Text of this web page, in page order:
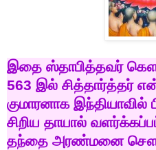
இதை ஸ்தாபித்தவர்
563 இல் சித்தார்த்தர்
குமாரனாக இந்தியாவில்
சிறிய தாயால்
தந்தை அரண்மனை